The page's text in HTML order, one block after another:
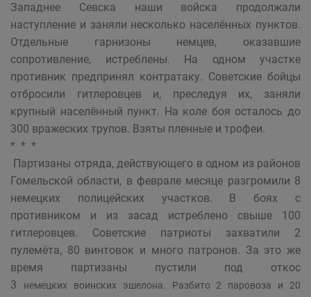
Западнее Севска наши войска продолжали
наступление и заняли несколько населённых пунктов.
Отдельные гарнизоны немцев, оказавшие
сопротивление, истреблены. На одном участке
противник предпринял контратаку. Советские бойцы
отбросили гитлеровцев и, преследуя их, заняли
крупный населённый пункт. На коле боя осталось до
300 вражеских трупов. Взяты пленные и трофеи.
* * *
Партизаны отряда, действующего в одном из районов
Гомельской области, в феврале месяце разгромили 8
немецких полицейских участков. В боях с
противником и из засад истреблено свыше 100
гитлеровцев. Советские патриоты захватили 2
пулемёта, 80 винтовок и много патронов. За это же
время партизаны пустили под откос
3
немецких воинских эшелона. Разбито 2 паровоза и 20